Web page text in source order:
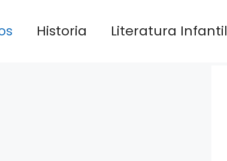
Historia Literatura Infantil